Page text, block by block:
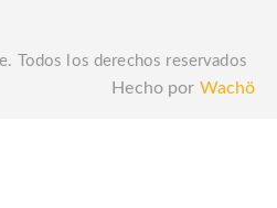
Todos los derechos reservados
Hecho por Wachö